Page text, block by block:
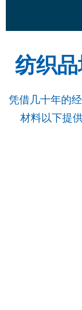
纺织
凭借几十年的
材料以下提